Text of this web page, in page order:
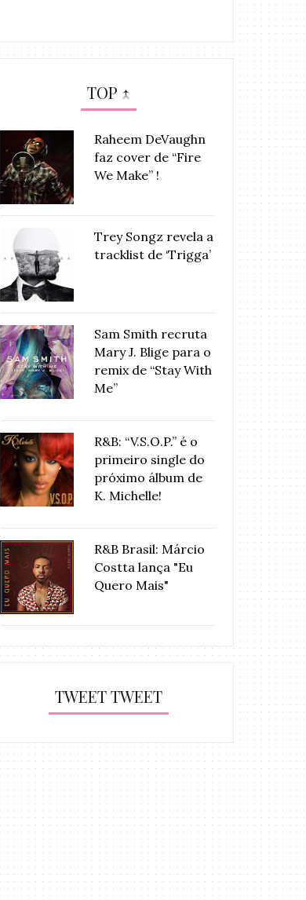
Black Girls Rock! 2012: Alicia
Keys...
Alicia Keys
no
TOP ↑
Raheem DeVaughn
faz cover de “Fire
We Make” !
Trey Songz revela a
tracklist de ‘Trigga’
Sam Smith recruta
Mary J. Blige para o
remix de “Stay With
Me”
R&B: “V.S.O.P.” é o
primeiro single do
próximo álbum de
K. Michelle!
R&B Brasil: Márcio
Costta lança "Eu
Quero Mais"
TWEET TWEET